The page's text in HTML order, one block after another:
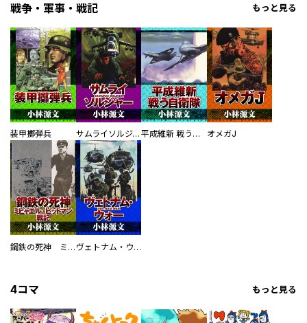
戦争・軍事・戦記 もっと見る
装甲擲弾兵 サムライソルジャー SAMURAI SOLDIER 平成維新 戦う自衛隊 オメガJ
鋼鉄の死神 ミヒャエル・ビットマン戦記 ヴェトナム・ウォー VIETNAM WAR
4コマ もっと見る